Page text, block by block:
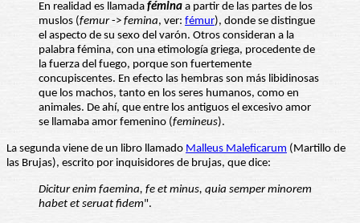
En realidad es llamada fémina a partir de las partes de los
muslos (femur-> femina, ver: fémur), donde se distingue
el aspecto de su sexo del varón. Otros consideran a la
palabra fémina, con una etimología griega, procedente de
la fuerza del fuego, porque son fuertemente
concupiscentes. En efecto las hembras son más libidinosas
que los machos, tanto en los seres humanos, como en
animales. De ahí, que entre los antiguos el excesivo amor
se llamaba amor femenino (femineus).
La segunda viene de un libro llamado Malleus Maleficarum (Martillo de
las Brujas), escrito por inquisidores de brujas, que dice:
Dicitur enim faemina, fe et minus, quia semper minorem
habet et seruat fidem".